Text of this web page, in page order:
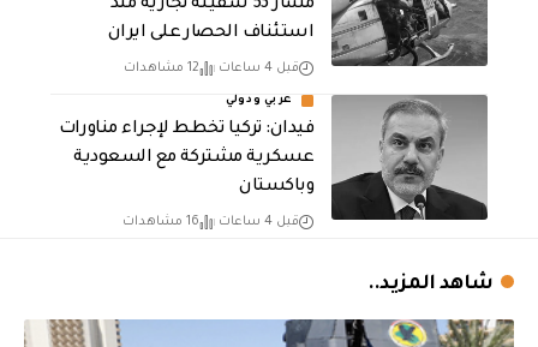
مسار 53 سفينة تجارية منذ
استئناف الحصار على ايران
قبل 4 ساعات 12 مشاهدات
عربي ودولي
فيدان: تركيا تخطط لإجراء مناورات
عسكرية مشتركة مع السعودية
وباكستان
قبل 4 ساعات 16 مشاهدات
شاهد المزيد..